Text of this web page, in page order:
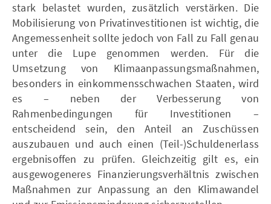
stark belastet wurden, zusätzlich verstärken. Die
Mobilisierung von Privatinvestitionen ist wichtig, die
Angemessenheit sollte jedoch von Fall zu Fall genau
unter die Lupe genommen werden. Für die
Umsetzung von Klimaanpassungsmaßnahmen,
besonders in einkommensschwachen Staaten, wird
es – neben der Verbesserung von
Rahmenbedingungen für Investitionen –
entscheidend sein, den Anteil an Zuschüssen
auszubauen und auch einen (Teil-)Schuldenerlass
ergebnisoffen zu prüfen. Gleichzeitig gilt es, ein
ausgewogeneres Finanzierungsverhältnis zwischen
Maßnahmen zur Anpassung an den Klimawandel